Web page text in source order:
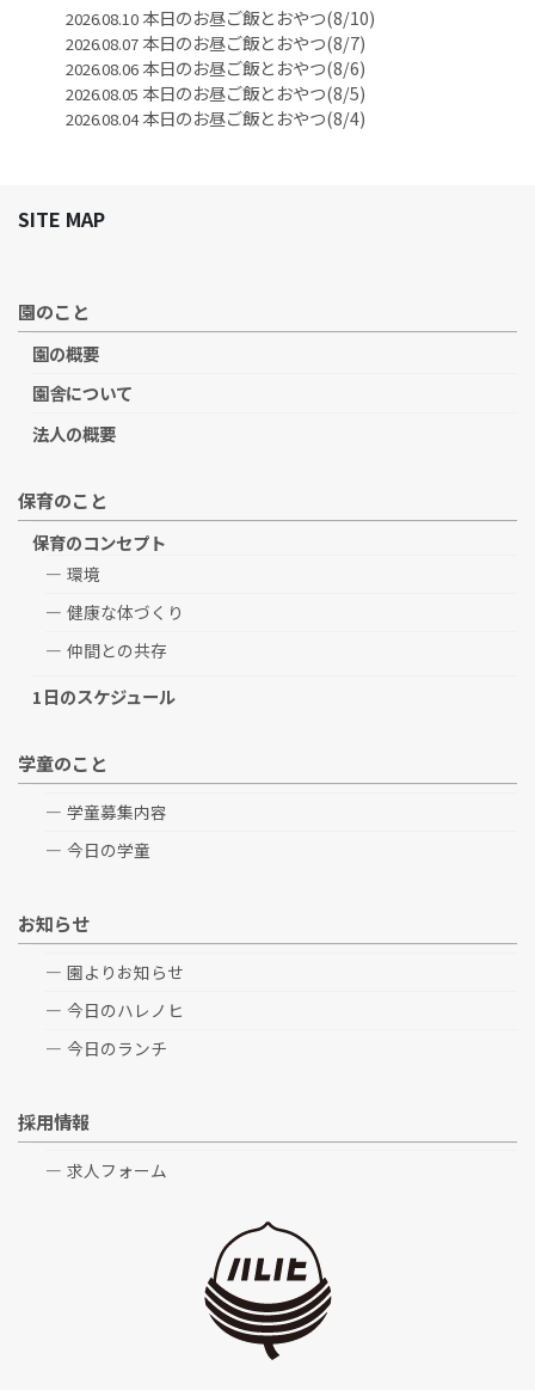
2026.08.10本日のお昼ご飯とおやつ(8/10)
2026.08.07本日のお昼ご飯とおやつ(8/7)
2026.08.06本日のお昼ご飯とおやつ(8/6)
2026.08.05 本日のお昼ご飯とおやつ(8/5)
2026.08.04本日のお昼ご飯とおやつ(8/4)
SITE MAP
園のこと
園の概要
園舎について
法人の概要
保育のこと
保育のコンセプト
環境
健康な体づくり
仲間との共存
1日のスケジュール
学童のこと
学童募集内容
今日の学童
お知らせ
園よりお知らせ
今日のハレノヒ
今日のランチ
採用情報
求人フォーム